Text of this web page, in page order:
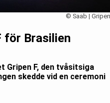
© Saab |
för Brasilien
Gripen F, den tvåsitsiga
skedde vid en ceremoni